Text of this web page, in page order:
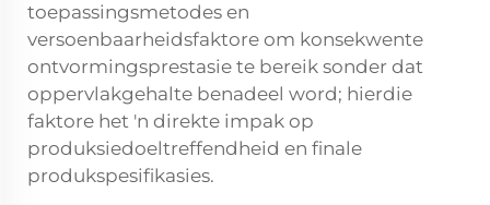
toepassingsmetodes en
versoenbaarheidsfaktore om konsekwente
ontvormingsprestasie te bereik sonder dat
oppervlakgehalte benadeel word; hierdie
faktore het 'n direkte impak op
produksiedoeltreffendheid en finale
produkspesifikasies.